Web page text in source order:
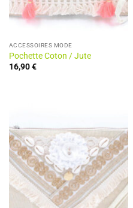
ACCESSOIRES MODE
Pochette Coton / Jute
16,90€